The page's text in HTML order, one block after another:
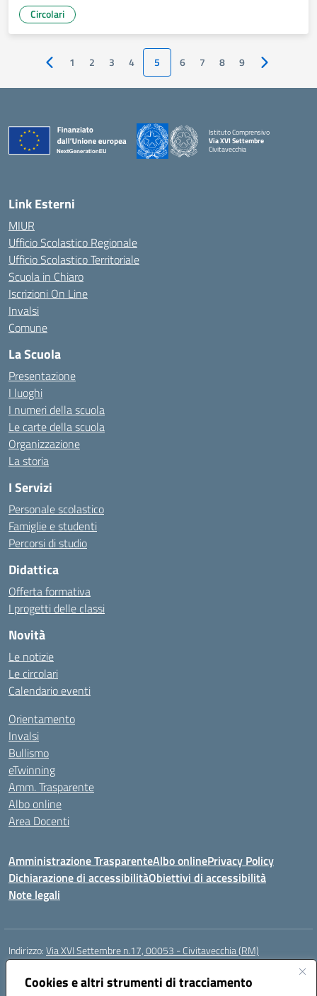
Cookies e altri strumenti di tracciamento
Circolari
Pagina precedente
1 2 3 4 5 6 7 8 9 Pagina
Istituto Comprensivo
Via XVI Settembre
Civitavecchia
Link Esterni
MIUR
Ufficio Scolastico Regionale
Ufficio Scolastico Territoriale
Scuola in Chiaro
Iscrizioni On Line
Invalsi
Comune
La Scuola
Presentazione
I luoghi
I numeri della scuola
Le carte della scuola
Organizzazione
La storia
I Servizi
Personale scolastico
Famiglie e studenti
Percorsi di studio
Didattica
Offerta formativa
I progetti delle classi
Novità
Le notizie
Le circolari
Calendario eventi
Orientamento
Invalsi
Bullismo
eTwinning
Amm. Trasparente
Albo online
Area Docenti
Amministrazione TrasparenteAlbo onlinePrivacy Policy
Dichiarazione di accessibilitàObiettivi di accessibilità
Note legali
Indirizzo:Via XVI Settembre n.17, 00053 - Civitavecchia (RM)
Centralino:
Posta elettronica certificata (PEC):rmic8gq00r@pec.istruzione.it